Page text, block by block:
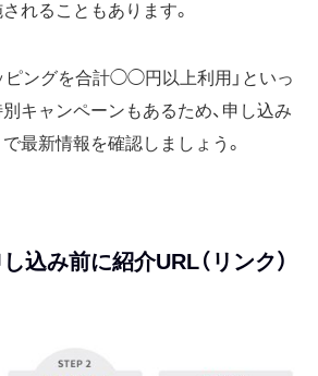
れることもあります。
ピングを合計◯◯円以上利用」といっ
キャンペーンもあるため、申し込み
最新情報を確認しましょう。
込み前に紹介URL（リンク）